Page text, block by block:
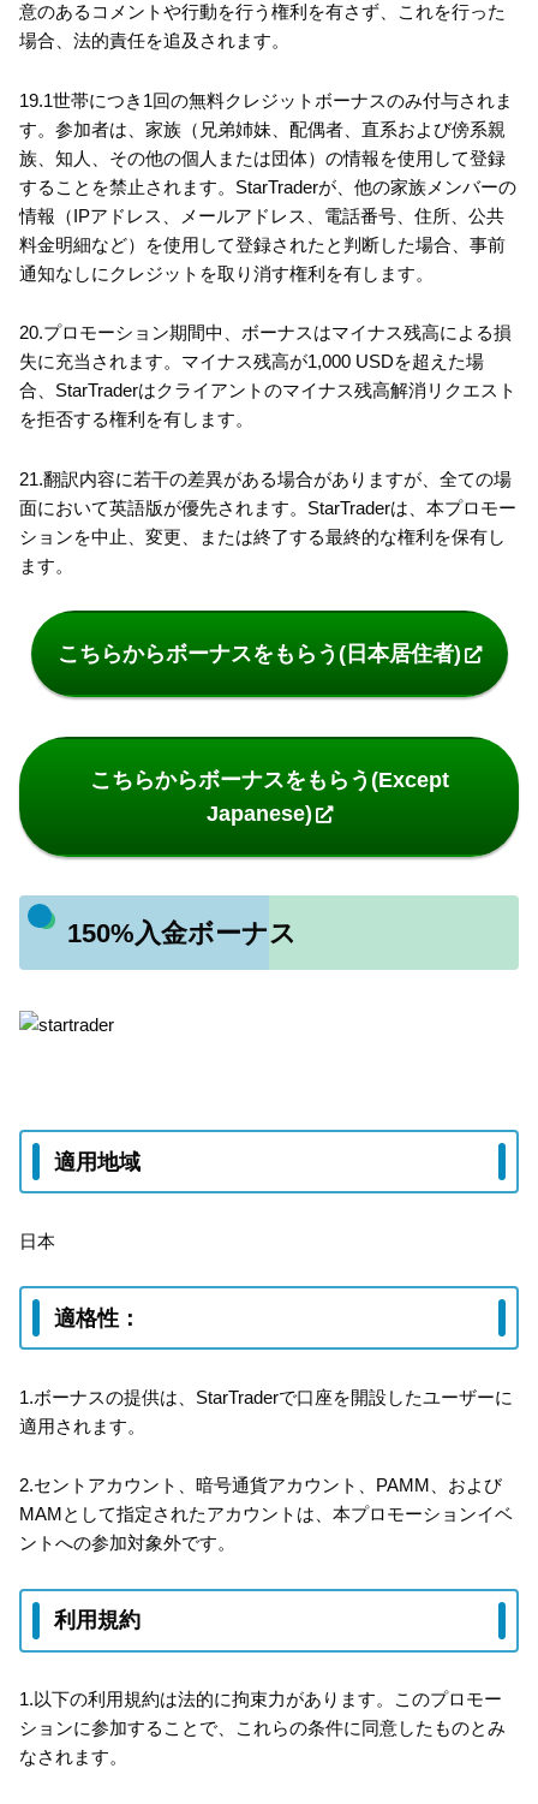
意のあるコメントや行動を行う権利を有さず、これを行った
場合、法的責任を追及されます。
19.1世帯につき1回の無料クレジットボーナスのみ付与されま
す。参加者は、家族（兄弟姉妹、配偶者、直系および傍系親
族、知人、その他の個人または団体）の情報を使用して登録
することを禁止されます。StarTraderが、他の家族メンバーの
情報（IPアドレス、メールアドレス、電話番号、住所、公共
料金明細など）を使用して登録されたと判断した場合、事前
通知なしにクレジットを取り消す権利を有します。
20.プロモーション期間中、ボーナスはマイナス残高による損
失に充当されます。マイナス残高が1,000 USDを超えた場
合、StarTraderはクライアントのマイナス残高解消リクエスト
を拒否する権利を有します。
21.翻訳内容に若干の差異がある場合がありますが、全ての場
面において英語版が優先されます。StarTraderは、本プロモー
ションを中止、変更、または終了する最終的な権利を保有し
ます。
こちらからボーナスをもらう(日本居住者)
こちらからボーナスをもらう(Except
Japanese)
150%入金ボーナス
適用地域
日本
適格性：
1.ボーナスの提供は、StarTraderで口座を開設したユーザーに
適用されます。
2.セントアカウント、暗号通貨アカウント、PAMM、および
MAMとして指定されたアカウントは、本プロモーションイベ
ントへの参加対象外です。
利用規約
1.以下の利用規約は法的に拘束力があります。このプロモー
ションに参加することで、これらの条件に同意したものとみ
なされます。